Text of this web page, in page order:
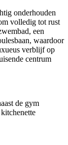
onderhouden
volledig tot rust
een
waardoor
verblijf op
centrum
de gym